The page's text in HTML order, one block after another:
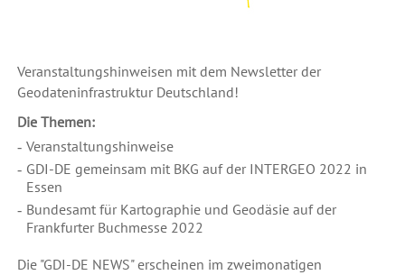
Veranstaltungshinweisen mit dem Newsletter der
Geodateninfrastruktur Deutschland!
Die Themen:
Veranstaltungshinweise
GDI-DE gemeinsam mit BKG auf der INTERGEO 2022 in
Essen
Bundesamt für Kartographie und Geodäsie auf der
Frankfurter Buchmesse 2022
Die "GDI-DE NEWS" erscheinen im zweimonatigen